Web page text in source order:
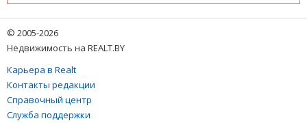
© 2005-2026
Недвижимость на REALT.BY
Карьера в Realt
Контакты редакции
Справочный центр
Служба поддержки